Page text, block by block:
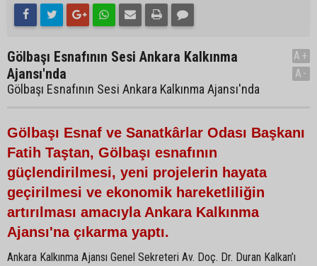
Gölbaşı Esnafının Sesi Ankara Kalkınma
Ajansı'nda
Gölbaşı Esnafının Sesi Ankara Kalkınma Ajansı'nda
A+
A-
Gölbaşı Esnaf ve Sanatkârlar Odası Başkanı
Fatih Taştan, Gölbaşı esnafının
güçlendirilmesi, yeni projelerin hayata
geçirilmesi ve ekonomik hareketliliğin
artırılması amacıyla Ankara Kalkınma
Ajansı'na çıkarma yaptı.
Ankara Kalkınma Ajansı Genel Sekreteri Av. Doç. Dr. Duran Kalkan’ı